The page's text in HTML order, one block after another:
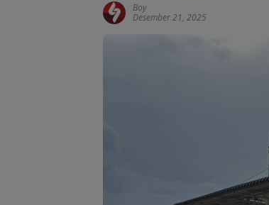
Boy
Desember 21, 2025